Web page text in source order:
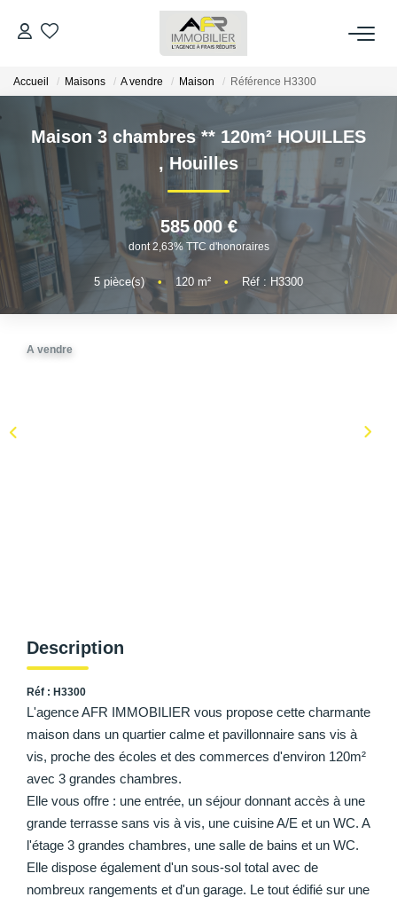
ACHETER
LOUER
ESTIMER
FAIRE GÉRER
NOS AGENCES
AFR IMMOBILIER Chatou - Location | Gestion | Syndic
Accueil Maisons A vendre Maison Référence H3300
Maison 3 chambres ** 120m² HOUILLES
, Houilles
585 000 €
dont 2,63% TTC d'honoraires
5 pièce(s) • 120 m² • Réf : H3300
A vendre
Description
Réf : H3300
L'agence AFR IMMOBILIER vous propose cette charmante
maison dans un quartier calme et pavillonnaire sans vis à
vis, proche des écoles et des commerces d'environ 120m²
avec 3 grandes chambres.
Elle vous offre : une entrée, un séjour donnant accès à une
grande terrasse sans vis à vis, une cuisine A/E et un WC. A
l'étage 3 grandes chambres, une salle de bains et un WC.
Elle dispose également d'un sous-sol total avec de
nombreux rangements et d'un garage. Le tout édifié sur une